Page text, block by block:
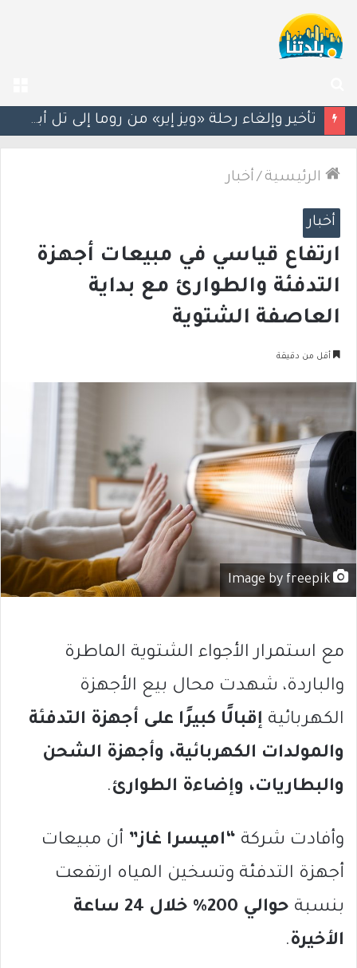
عن
سيغالوفيتش يستقيل من الكنيست.. وتقارير عن اتصالات مع القائمة العربية الموحدة
الرئيسية / أخبار
أخبار
ارتفاع قياسي في مبيعات أجهزة
التدفئة والطوارئ مع بداية
العاصفة الشتوية
أقل من دقيقة
مع استمرار الأجواء الشتوية الماطرة
والباردة، شهدت محال بيع الأجهزة
الكهربائية إقبالًا كبيرًا على أجهزة التدفئة
والمولدات الكهربائية، وأجهزة الشحن
والبطاريات، وإضاءة الطوارئ.
وأفادت شركة “اميسرا غاز” أن مبيعات
أجهزة التدفئة وتسخين المياه ارتفعت
بنسبة
حوالي 200% خلال 24 ساعة
الأخيرة.